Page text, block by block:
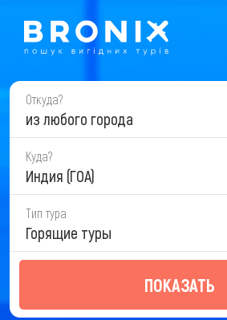
Откуда?
из любого города
Куда?
Индия (ГОА)
Тип тура
Горящие туры
ПОКАЗАТЬ